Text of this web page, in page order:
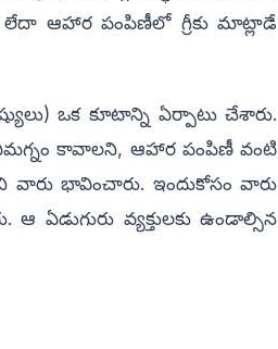
ఆహార పంపిణీలో గ్రీకు మాట్లాడే
ఒక కూటాన్ని ఏర్పాటు చేశారు.
కావాలని, ఆహార పంపిణీ వంటి
వారు భావించారు. ఇందుకోసం వారు
ఏడుగురు వ్యక్తులకు ఉండాల్సిన